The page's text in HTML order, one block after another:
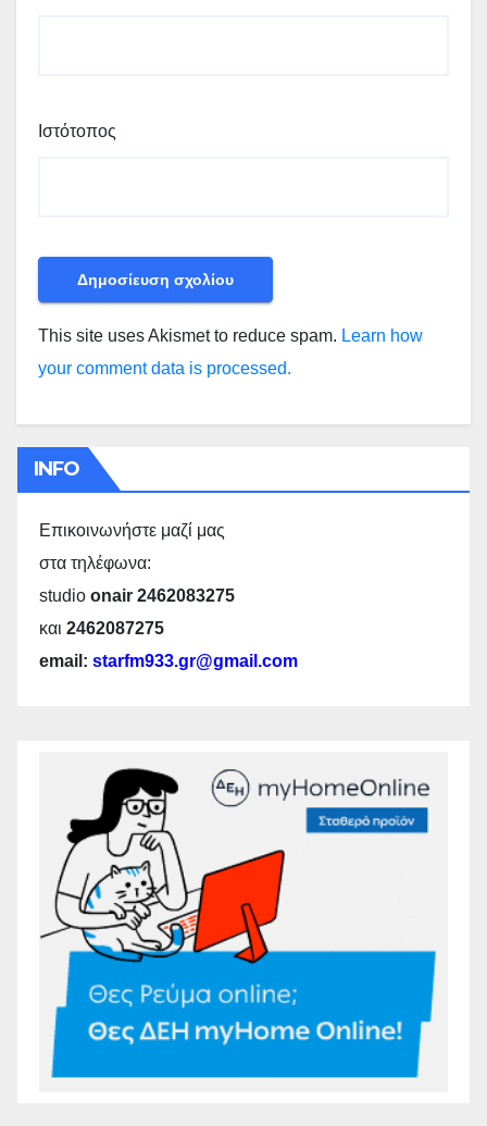
Ιστότοπος
This site uses Akismet to reduce spam. Learn how
your comment data is processed.
INFO
Επικοινωνήστε μαζί μας
στα τηλέφωνα:
studio onair 2462083275
και 2462087275
email: starfm933.gr@gmail.com